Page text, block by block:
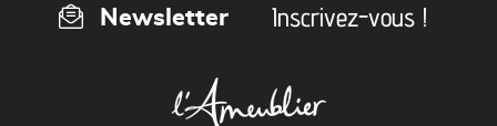
Newsletter Inscrivez-vous !